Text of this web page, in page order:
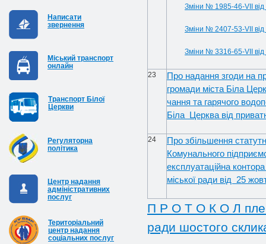
Написати
звернення
Міський транспорт
онлайн
Транспорт Білої
Церкви
Регуляторна
політика
Центр надання
адміністративних
послуг
Територіальний
центр надання
соціальних послуг
Зміни № 1985-46-VII
Зміни № 2407-53-VII
Зміни № 3316-65-VII від
23
Про надання згоди на
громади міста Біла
чання та гарячого
Біла Церква від
24
Про збільшення
Комунального
експлуатаційна
міської ради від 25
П Р О Т О К О Л
ради шостого